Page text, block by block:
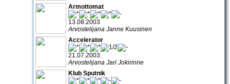
Armottomat
13.08.2003
Arvostelijana Janne Kuusinen
Accelerator
21.07.2003
Arvostelijana Jari Jokirinne
Klub Sputnik